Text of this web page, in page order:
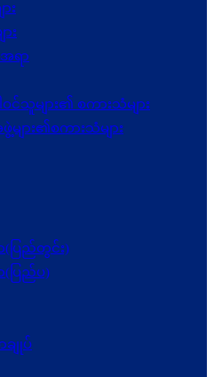
း
ား
ရာ
ါဝင်သူများ၏ စကားသံများ
ဖွဲ့များ၏စကားသံများ
ာ(ပြည်တွင်း)
ာ(ပြည်ပ)
ချုပ်